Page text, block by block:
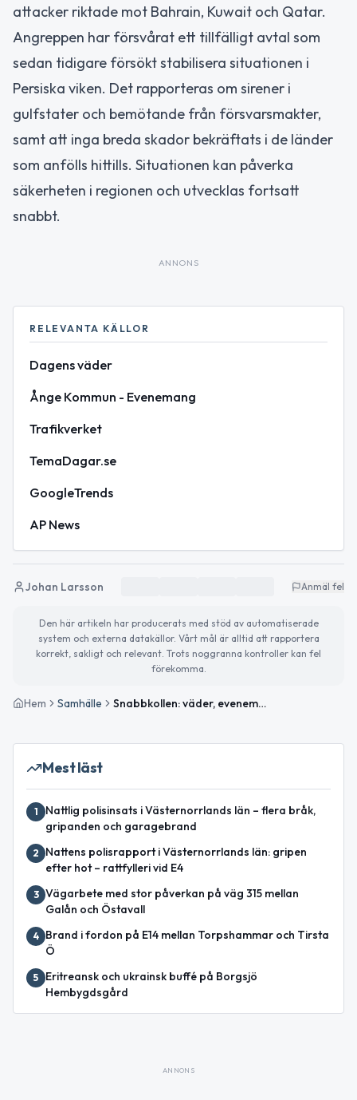
attacker riktade mot Bahrain, Kuwait och Qatar.
Angreppen har försvårat ett tillfälligt avtal som
sedan tidigare försökt stabilisera situationen i
Persiska viken. Det rapporteras om sirener i
gulfstater och bemötande från försvarsmakter,
samt att inga breda skador bekräftats i de länder
som anfölls hittills. Situationen kan påverka
säkerheten i regionen och utvecklas fortsatt
snabbt.
ANNONS
RELEVANTA KÄLLOR
Dagens väder
Ånge Kommun - Evenemang
Trafikverket
TemaDagar.se
GoogleTrends
AP News
Johan Larsson Anmäl fel
Den här artikeln har producerats med stöd av automatiserade
system och externa datakällor. Vårt mål är alltid att rapportera
korrekt, sakligt och relevant. Trots noggranna kontroller kan fel
förekomma.
Hem Samhälle Snabbkollen: väder, evenemang och trafik inför helgen
Mest läst
1
Nattlig polisinsats i Västernorrlands län – flera bråk,
gripanden och garagebrand
2
Nattens polisrapport i Västernorrlands län: gripen
efter hot – rattfylleri vid E4
3 Vägarbete med stor påverkan på väg 315 mellan
Galån och Östavall
4
Brand i fordon på E14 mellan Torpshammar och Tirsta
Ö
5
Eritreansk och ukrainsk buffé på Borgsjö
Hembygdsgård
ANNONS